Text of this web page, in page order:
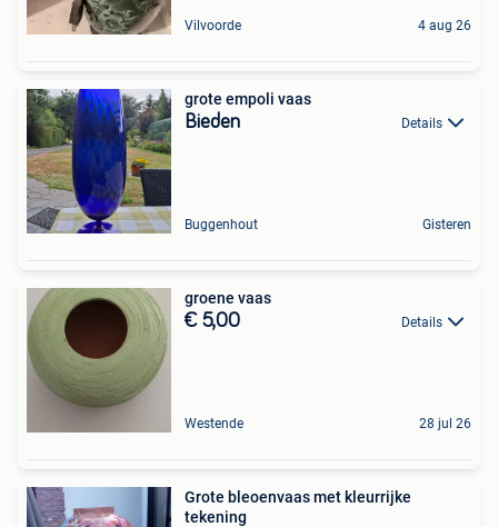
Vilvoorde 4 aug 26
grote empoli vaas
Bieden Details
Buggenhout Gisteren
groene vaas
€ 5,00 Details
Westende 28 jul 26
Grote bleoenvaas met kleurrijke
tekening